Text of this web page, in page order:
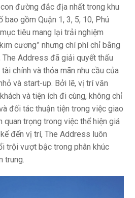
đường đắc địa nhất trong khu
bao gồm Quận 1, 3, 5, 10, Phú
tiêu mang lại trải nghiệm
cương” nhưng chí phí chỉ bằng
The Address đã giải quyết thấu
chính và thỏa mãn nhu cầu của
và start-up. Bởi lẽ, vị trí văn
và tiện ích đi cùng, không chỉ
đối tác thuận tiện trong việc giao
quan trọng trong việc thể hiện giá
đến vị trí, The Address luôn
trội vượt bậc trong phân khúc
trung.